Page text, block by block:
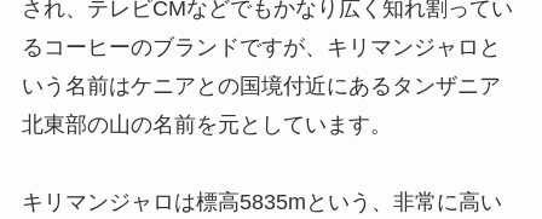
され、テレビCMなどでもかなり広く知れ割ってい
るコーヒーのブランドですが、キリマンジャロと
いう名前はケニアとの国境付近にあるタンザニア
北東部の山の名前を元としています。
キリマンジャロは標高5835mという、非常に高い